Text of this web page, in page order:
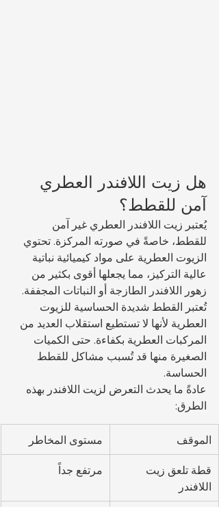
هل زيت اللافندر العطري
آمن للقطط؟
يُعتبر زيت اللافندر العطري غير آمن
للقطط، خاصةً في صورته المركزة. تحتوي
الزيوت العطرية على مواد كيميائية نباتية
عالية التركيز، مما يجعلها أقوى بكثير من
زهور اللافندر الطازجة أو النباتات المجففة.
تُعتبر القطط شديدة الحساسية للزيوت
العطرية لأنها لا تستطيع استقلاب العديد من
المركبات العطرية بكفاءة. حتى الكميات
الصغيرة منها قد تُسبب مشاكل للقطط
الحساسة.
عادةً ما يحدث التعرض لزيت اللافندر بهذه
الطرق:
الموقف مستوى المخاطر
قطة تلعق زيت
اللافندر
مرتفع جداً